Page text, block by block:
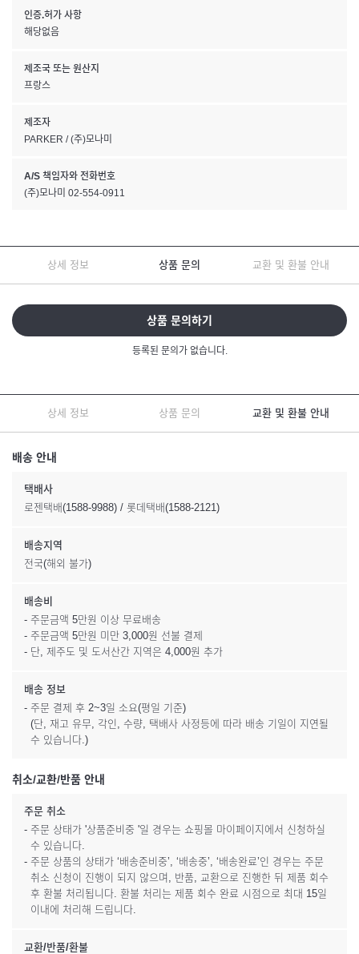
인증.허가 사항
해당없음
제조국 또는 원산지
프랑스
제조자
PARKER / (주)모나미
A/S 책임자와 전화번호
(주)모나미 02-554-0911
상세 정보 상품 문의 교환 및 환불 안내
상품 문의하기
등록된 문의가 없습니다.
상세 정보 상품 문의 교환 및 환불 안내
배송 안내
택배사
로젠택배(1588-9988) / 롯데택배(1588-2121)
배송지역
전국(해외 불가)
배송비
- 주문금액 5만원 이상 무료배송
- 주문금액 5만원 미만 3,000원 선불 결제
- 단, 제주도 및 도서산간 지역은 4,000원 추가
배송 정보
- 주문 결제 후 2~3일 소요(평일 기준)
(단, 재고 유무, 각인, 수량, 택배사 사정등에 따라 배송 기일이 지연될
수 있습니다.)
취소/교환/반품 안내
주문 취소
- 주문 상태가 '상품준비중 '일 경우는 쇼핑몰 마이페이지에서 신청하실
수 있습니다.
- 주문 상품의 상태가 ‘배송준비중’, ‘배송중’, ‘배송완료’인 경우는 주문
취소 신청이 진행이 되지 않으며, 반품, 교환으로 진행한 뒤 제품 회수
후 환불 처리됩니다. 환불 처리는 제품 회수 완료 시점으로 최대 15일
이내에 처리해 드립니다.
교환/반품/환불